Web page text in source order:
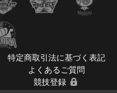
特定商取引法に基づく表記
よくあるご質問
競技登録